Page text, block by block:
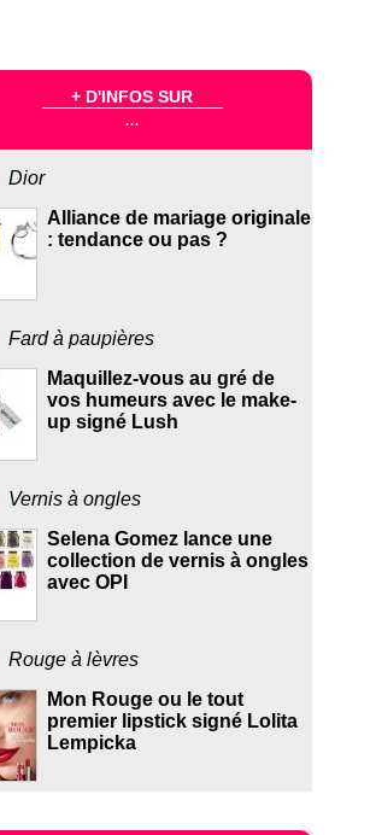
+ D'INFOS SUR
...
Dior
Alliance de mariage originale
: tendance ou pas ?
Fard à paupières
Maquillez-vous au gré de
vos humeurs avec le make-
up signé Lush
Vernis à ongles
Selena Gomez lance une
collection de vernis à ongles
avec OPI
Rouge à lèvres
Mon Rouge ou le tout
premier lipstick signé Lolita
Lempicka